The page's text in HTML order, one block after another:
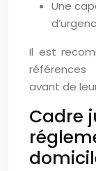
Une
Il est
références
avant de
Cadre